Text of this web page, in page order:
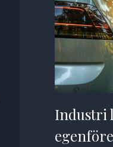
Industri